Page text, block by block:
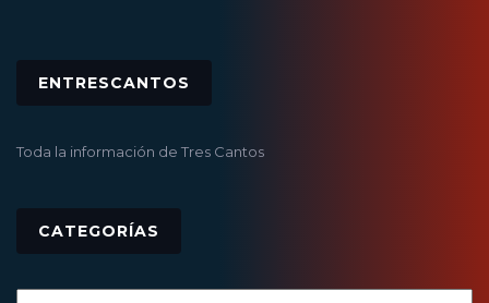
ENTRESCANTOS
Toda la información de Tres Cantos
CATEGORÍAS